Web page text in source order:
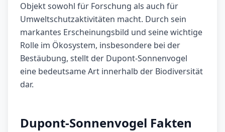
Objekt sowohl für Forschung als auch für
Umweltschutzaktivitäten macht. Durch sein
markantes Erscheinungsbild und seine wichtige
Rolle im Ökosystem, insbesondere bei der
Bestäubung, stellt der Dupont-Sonnenvogel
eine bedeutsame Art innerhalb der Biodiversität
dar.
Dupont-Sonnenvogel Fakten